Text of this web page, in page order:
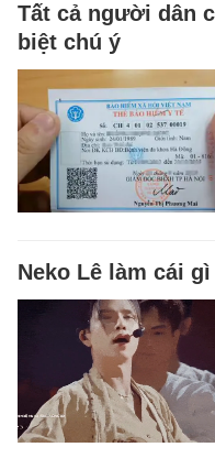
Tất cả người dân
biệt chú ý
Neko Lê làm cái